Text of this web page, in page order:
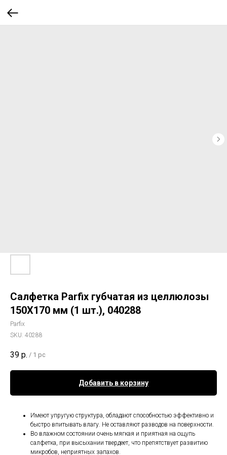
Салфетка Parfix губчатая из целлюлозы
150Х170 мм (1 шт.), 040288
Parfix
SKU: 40288
39 р. / 1 pc
Добавить в корзину
Имеют упругую структура, обладают способностью эффективно и
быстро впитывать влагу. Не оставляют разводов на поверхности.
Во влажном состоянии очень мягкая и приятная на ощупь
салфетка, при высыхании твердеет, что препятствует развитию
микробов, неприятных запахов.